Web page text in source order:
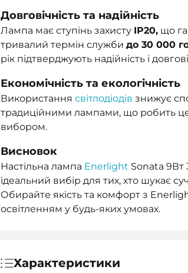
Довговічність та надійність
Лампа має ступінь захисту IP20, що
тривалий термін служби до 30 000
рік підтверджують надійність і
Економічність та екологічність
Використання світлодіодів знижує
традиційними лампами, що робить
вибором.
Висновок
Настільна лампа Enerlight Sonata 9Вт
ідеальний вибір для тих, хто шукає
Обирайте якість та комфорт з
освітленням у будь-яких умовах.
Характеристики